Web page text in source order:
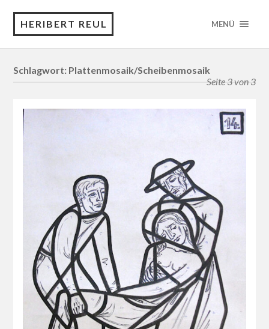
HERIBERT REUL MENÜ
Schlagwort: Plattenmosaik/Scheibenmosaik
Seite 3 von 3